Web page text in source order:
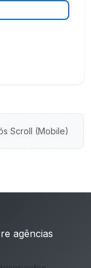
Scroll (Mobile)
agências